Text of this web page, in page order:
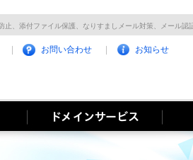
、添付ファイル保護、なりすましメール対策、メール
お問い合わせ お知らせ